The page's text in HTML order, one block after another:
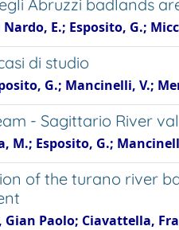
Abruzzi badlands
E.; Esposito, G.;
di studio
G.; Mancinelli, V.;
- Sagittario River
M.; Esposito, G.;
of the turano river
Paolo; Ciavattella,